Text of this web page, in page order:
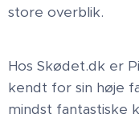
store overblik.
Hos Skødet.dk er
kendt for sin høje
mindst fantastiske